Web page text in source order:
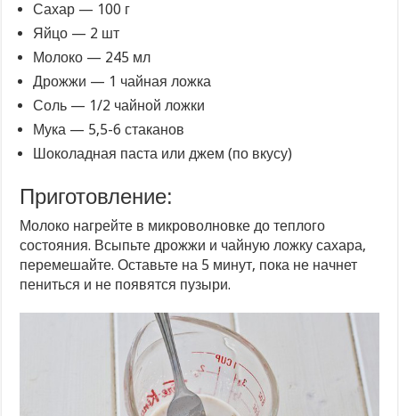
Сахар — 100 г
Яйцо — 2 шт
Молоко — 245 мл
Дрожжи — 1 чайная ложка
Соль — 1/2 чайной ложки
Мука — 5,5-6 стаканов
Шоколадная паста или джем (по вкусу)
Приготовление:
Молоко нагрейте в микроволновке до теплого
состояния. Всыпьте дрожжи и чайную ложку сахара,
перемешайте. Оставьте на 5 минут, пока не начнет
пениться и не появятся пузыри.